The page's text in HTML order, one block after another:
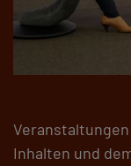
Inhalten und